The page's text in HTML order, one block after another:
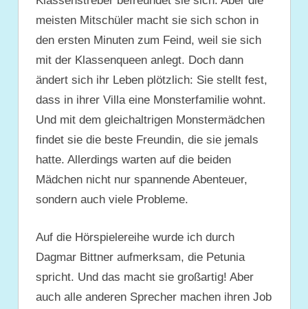
meisten Mitschüler macht sie sich schon in
den ersten Minuten zum Feind, weil sie sich
mit der Klassenqueen anlegt. Doch dann
ändert sich ihr Leben plötzlich: Sie stellt fest,
dass in ihrer Villa eine Monsterfamilie wohnt.
Und mit dem gleichaltrigen Monstermädchen
findet sie die beste Freundin, die sie jemals
hatte. Allerdings warten auf die beiden
Mädchen nicht nur spannende Abenteuer,
sondern auch viele Probleme.
Auf die Hörspielereihe wurde ich durch
Dagmar Bittner aufmerksam, die Petunia
spricht. Und das macht sie großartig! Aber
auch alle anderen Sprecher machen ihren Job